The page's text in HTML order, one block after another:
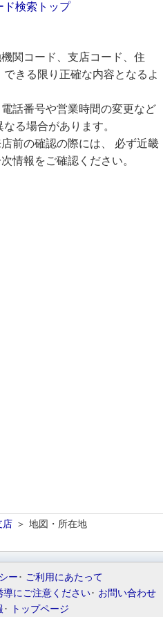
ド検索トップ
関コード、支店コード、住
きる限り正確な内容となるよ
話番号や営業時間の変更など
る場合があります。
前の確認の際には、 必ず近畿
情報をご確認ください。
店
地図・所在地
ー
ご利用にあたって
にご注意ください
お問い合わせ
トップページ